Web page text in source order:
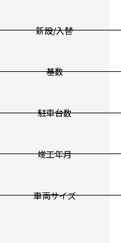
新設/入替
基数
駐車台数
竣工年月
車両サイズ